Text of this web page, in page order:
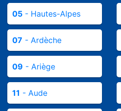
05 - Hautes-Alpes
07 - Ardèche
09 - Ariège
11 - Aude